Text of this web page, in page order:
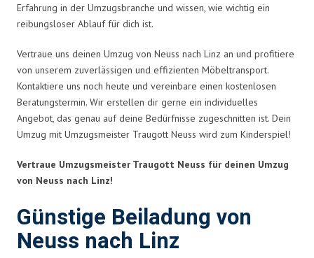
Erfahrung in der Umzugsbranche und wissen, wie wichtig ein
reibungsloser Ablauf für dich ist.
Vertraue uns deinen Umzug von Neuss nach Linz an und profitiere
von unserem zuverlässigen und effizienten Möbeltransport.
Kontaktiere uns noch heute und vereinbare einen kostenlosen
Beratungstermin. Wir erstellen dir gerne ein individuelles
Angebot, das genau auf deine Bedürfnisse zugeschnitten ist. Dein
Umzug mit Umzugsmeister Traugott Neuss wird zum Kinderspiel!
Vertraue Umzugsmeister Traugott Neuss für deinen Umzug
von Neuss nach Linz!
Günstige Beiladung von
Neuss nach Linz